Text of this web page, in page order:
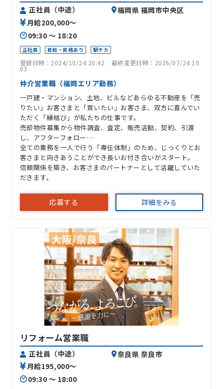
正社員（中途）
月給200,000〜
09:30 〜 18:20
福岡県 福岡市中央区
正社員 昇給・昇格あり 駅チカ
登録日時：2024/10/24 20:42 最終変更日時：2026/07/24 19:
03
仲介営業職（福岡エリア勤務）
一戸建・マンション、土地、ビルなどあらゆる不動産を「売
りたい」お客さまと「買いたい」お客さま、双方に喜んでい
ただく「縁結び」が私たちの仕事です。
売却物件募集から物件調査、査定、販売活動、契約、引渡
し、アフターフォロー…
全ての業務を一人で行う「専任体制」のため、じっくりとお
客さまと向きあうことができ長いお付き合いがスタート。
信頼関係を築き、お客さまのパートナーとして活躍していた
だきます。
応募する 詳細をみる
リフォーム営業職
正社員（中途）
月給195,000〜
09:30 〜 18:00
奈良県 奈良市